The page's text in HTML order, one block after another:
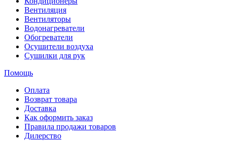
Вентиляция
Вентиляторы
Водонагреватели
Обогреватели
Осушители воздуха
Сушилки для рук
Помощь
Оплата
Возврат товара
Доставка
Как оформить заказ
Правила продажи товаров
Дилерство